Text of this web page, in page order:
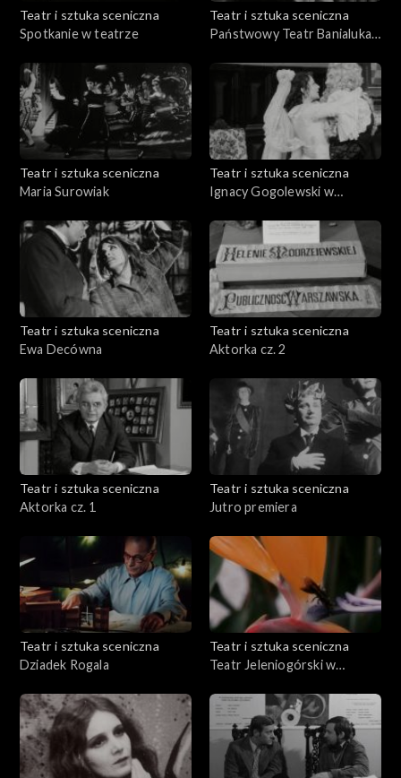
Teatr i sztuka sceniczna
Spotkanie w teatrze
Teatr i sztuka sceniczna
Państwowy Teatr Banialuka.
Filharmonia Górnicza w
Teatr i sztuka sceniczna
Maria Surowiak
Teatr i sztuka sceniczna
Ignacy Gogolewski w
Teatr i sztuka sceniczna
Ewa Decówna
Teatr i sztuka sceniczna
Aktorka cz. 2
Teatr i sztuka sceniczna
Aktorka cz. 1
Teatr i sztuka sceniczna
Jutro premiera
Teatr i sztuka sceniczna
Dziadek Rogala
Teatr i sztuka sceniczna
Teatr Jeleniogórski w